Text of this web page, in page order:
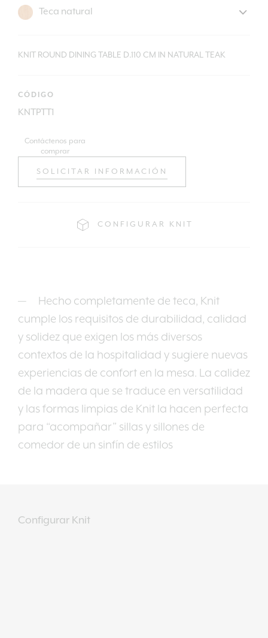
KNIT ROUND DINING TABLE D.110 CM IN NATURAL TEAK
CÓDIGO
KNTPTT1
Contáctenos para
comprar
SOLICITAR INFORMACIÓN
CONFIGURAR KNIT
Hecho completamente de teca, Knit
cumple los requisitos de durabilidad, calidad
y solidez que exigen los más diversos
contextos de la hospitalidad y sugiere nuevas
experiencias de confort en la mesa. La calidez
de la madera que se traduce en versatilidad
y las formas limpias de Knit la hacen perfecta
para “acompañar” sillas y sillones de
comedor de un sinfín de estilos
Configurar Knit